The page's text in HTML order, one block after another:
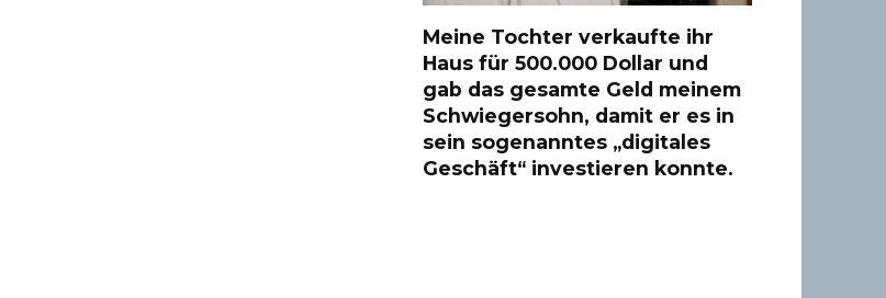
Meine Tochter verkaufte ihr
Haus für 500.000 Dollar und
gab das gesamte Geld meinem
Schwiegersohn, damit er es in
sein sogenanntes „digitales
Geschäft“ investieren konnte.